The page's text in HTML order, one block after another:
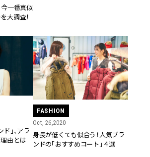
今一番真似
大調査！
」、アラ
由とは
FASHION
Oct, 26,2020
身長が低くても似合う！人気ブラ
ンドの「おすすめコート」４選